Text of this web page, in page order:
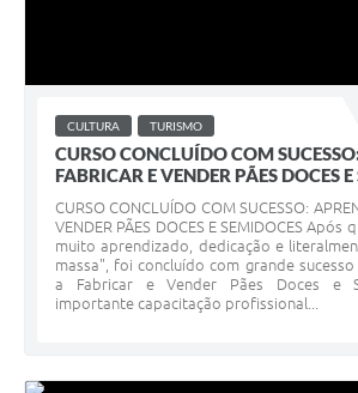
CULTURA TURISMO
CURSO CONCLUÍDO COM
FABRICAR E VENDER PÃES DOCES
CURSO CONCLUÍDO COM SUCESSO:
VENDER PÃES DOCES E SEMIDOCES
muito aprendizado, dedicação e
massa", foi concluído com grande
a Fabricar e Vender Pães Doces e
importante capacitação profissional...